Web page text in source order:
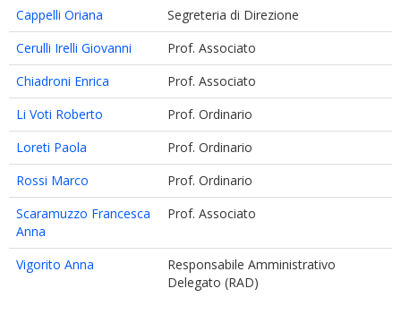
Cappelli Oriana
Segreteria di Direzione
Cerulli Irelli Giovanni
Prof. Associato
Chiadroni Enrica
Prof. Associato
Li Voti Roberto
Prof. Ordinario
Loreti Paola
Prof. Ordinario
Rossi Marco
Prof. Ordinario
Scaramuzzo Francesca
Anna
Prof. Associato
Vigorito Anna
Responsabile Amministrativo
Delegato (RAD)